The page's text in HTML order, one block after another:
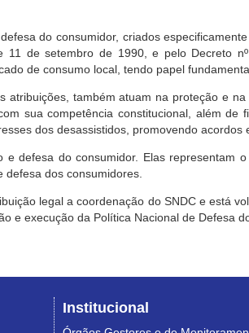
do consumidor, criados
de setembro de 1990, e pelo Decreto
de consumo local, tendo papel
também atuam na proteção e
sua competência constitucional, além
dos desassistidos, promovendo acordos
defesa do consumidor. Elas representam
dos consumidores.
legal a coordenação do SNDC e está
e execução da Política Nacional de Defesa
Institucional